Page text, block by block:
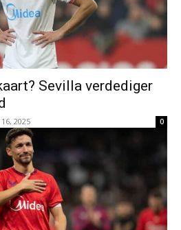
Sevilla verdediger
2025 0